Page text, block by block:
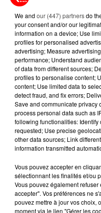
5 août
PLUS
5 août
RETROUVEZ TOUTE
RECEVEZ LES
EN
We and our (447) partnersdo
your consent and/or our
information on a device; Use
profiles for personalised
advertising; Measure
performance; Understand
of data from different sources;
profiles to personalise content;
content; Use limited data to
detect fraud, and fix errors;
Save and communicate privacy
process personal data such as
following functionalities:
requested; Use precise
other data sources; Link
information transmitted
Vous pouvez accepter en
sélectionnant les finalités et/ou
Vous pouvez également
accepter". Vos préférences ne
pouvez mettre à jour vos choix,
moment via le lien "Gérer les